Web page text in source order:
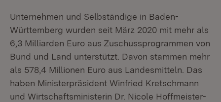
Unternehmen und Selbständige in Baden-
Württemberg wurden seit März 2020 mit mehr als
6,3 Milliarden Euro aus Zuschussprogrammen von
Bund und Land unterstützt. Davon stammen mehr
als 578,4 Millionen Euro aus Landesmitteln. Das
haben Ministerpräsident Winfried Kretschmann
und Wirtschaftsministerin Dr. Nicole Hoffmeister-